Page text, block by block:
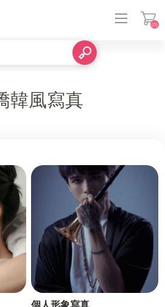
(0)
韓風寫真
個人形象寫真